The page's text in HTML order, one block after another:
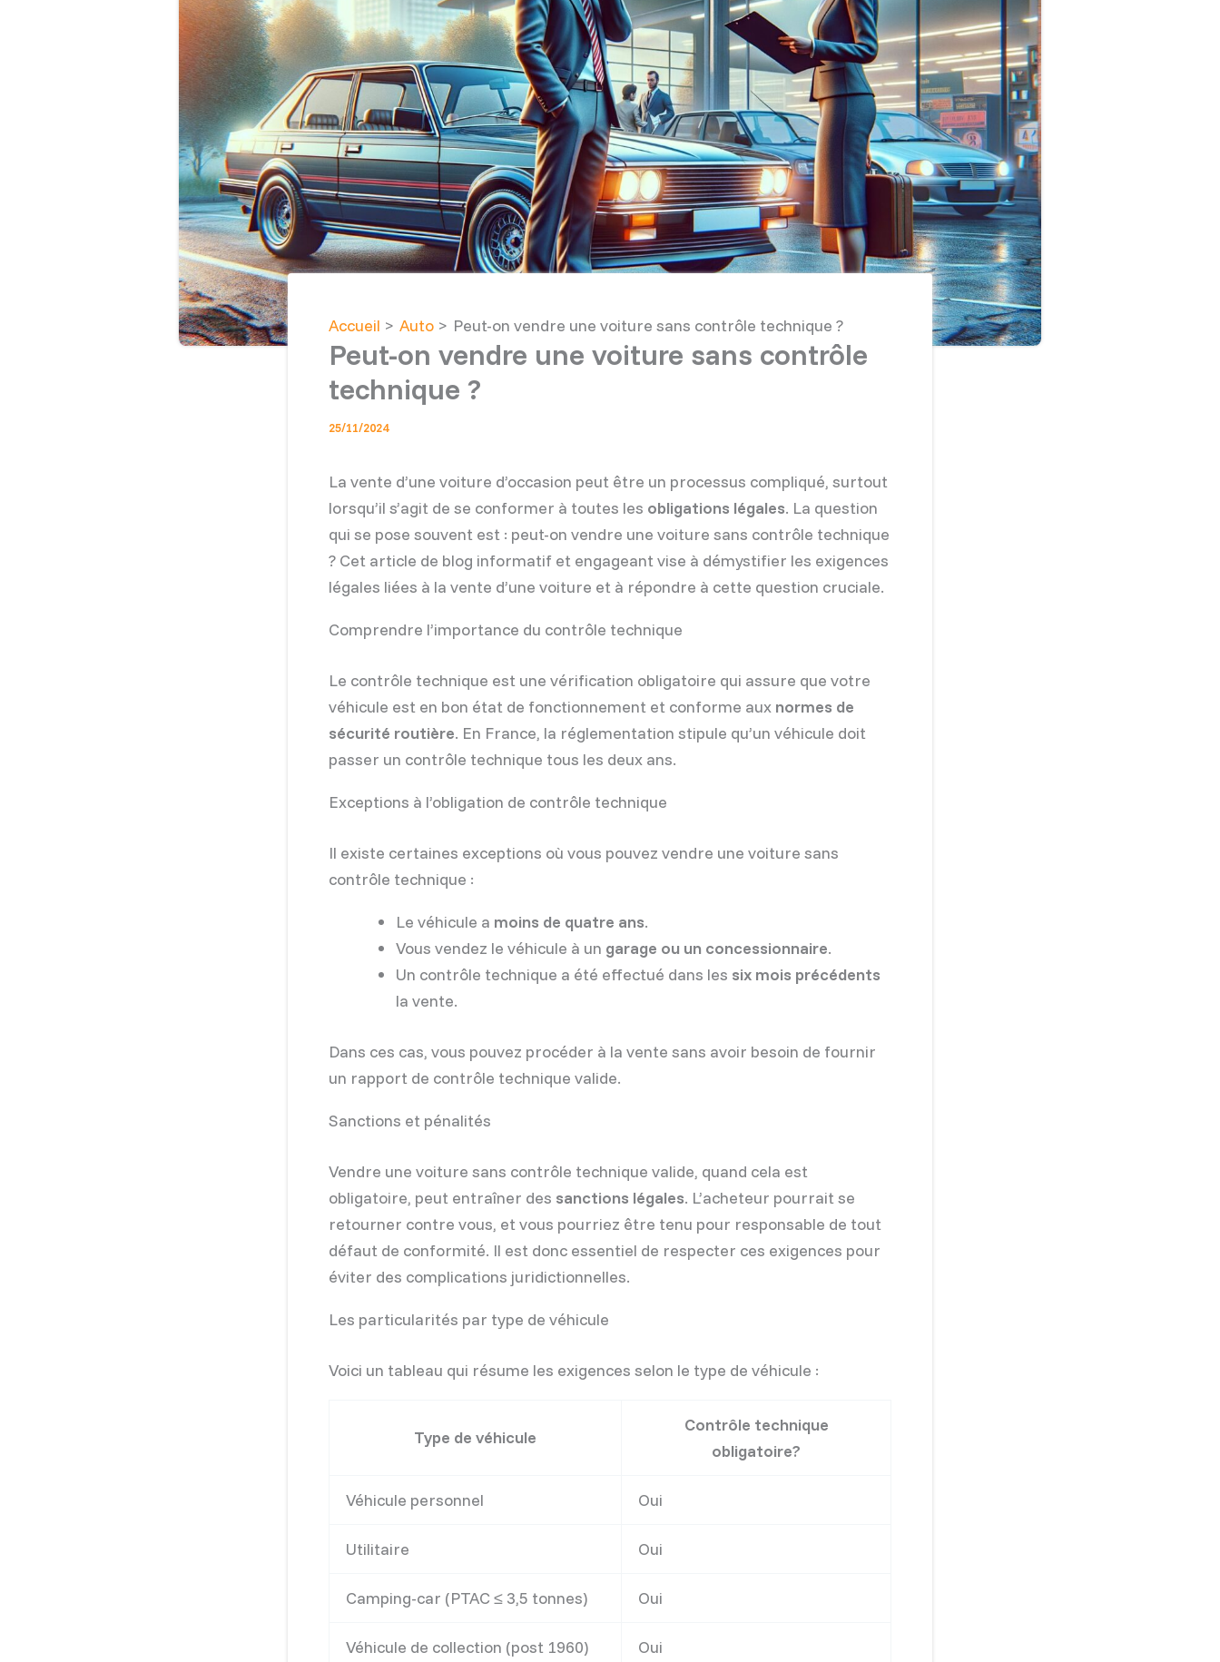
Accueil Auto Peut-on vendre une voiture sans contrôle technique ?
Peut-on vendre une voiture sans contrôle
technique ?
25/11/2024
La vente d’une voiture d’occasion peut être un processus compliqué, surtout
lorsqu’il s’agit de se conformer à toutes les obligations légales. La question
qui se pose souvent est : peut-on vendre une voiture sans contrôle technique
? Cet article de blog informatif et engageant vise à démystifier les exigences
légales liées à la vente d’une voiture et à répondre à cette question cruciale.
Comprendre l’importance du contrôle technique
Le contrôle technique est une vérification obligatoire qui assure que votre
véhicule est en bon état de fonctionnement et conforme aux normes de
sécurité routière. En France, la réglementation stipule qu’un véhicule doit
passer un contrôle technique tous les deux ans.
Exceptions à l’obligation de contrôle technique
Il existe certaines exceptions où vous pouvez vendre une voiture sans
contrôle technique :
Le véhicule a moins de quatre ans.
Vous vendez le véhicule à un garage ou un concessionnaire.
Un contrôle technique a été effectué dans les six mois précédents
la vente.
Dans ces cas, vous pouvez procéder à la vente sans avoir besoin de fournir
un rapport de contrôle technique valide.
Sanctions et pénalités
Vendre une voiture sans contrôle technique valide, quand cela est
obligatoire, peut entraîner des sanctions légales. L’acheteur pourrait se
retourner contre vous, et vous pourriez être tenu pour responsable de tout
défaut de conformité. Il est donc essentiel de respecter ces exigences pour
éviter des complications juridictionnelles.
Les particularités par type de véhicule
Voici un tableau qui résume les exigences selon le type de véhicule :
Type de véhicule
Contrôle technique
obligatoire?
Véhicule personnel Oui
Utilitaire Oui
Camping-car (PTAC ≤ 3,5 tonnes) Oui
Véhicule de collection (post 1960) Oui